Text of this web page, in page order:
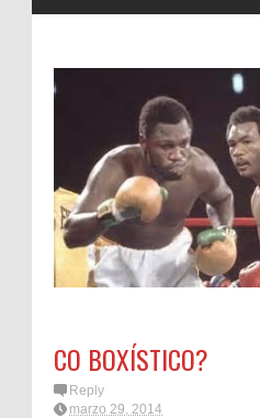
CO BOXÍSTICO?
Reply
marzo 29, 2014